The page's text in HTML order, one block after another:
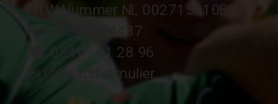
BTW Nummer NL 002715910B01
KvK Nr 40094437
☎︎ 0341 - 41 28 96
✉︎ Contactformulier